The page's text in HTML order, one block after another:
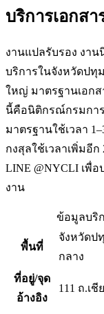
บริการเอกส
งานแปลรับรอง งาน
บริการในจังหวัดปทุ
ใหญ่ มาตรฐานเอก
นี้คือนิติกรณ์กรมการ
มาตรฐานใช้เวลา
กงสุลใช้เวลาเพิ่มอีก
LINE @NYCLI เพื่อ
งาน
ข้อมูลบริ
พื้นที่
จังหวัดป
กลาง
ที่อยู่/จุด
อ้างอิง
111 ถ.เ